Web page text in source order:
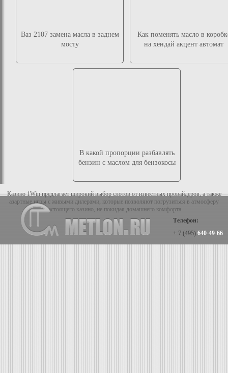
Ваз 2107 замена масла в заднем
мосту
Как поменять масло в
на хендай акцент автомат
В какой пропорции разбавлять
бензин с маслом для бензокосы
Казино 1Win предлагает широкий выбор слотов от известных провайдеров, а также
азартные игры с живыми дилерами, которые позволяют погрузиться в атмосферу
настоящего казино, не покидая домашнего комфорта.
Телефон:
+ 7 (495) 640-49-66